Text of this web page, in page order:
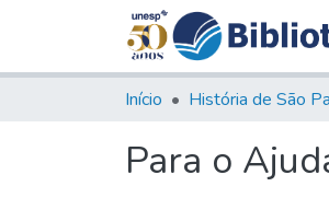
Início História de São
Para o